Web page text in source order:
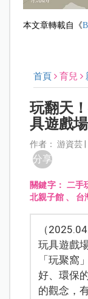
本文章轉載自《
首頁 育兒
玩翻天
具遊戲
作者： 游資芸
分享
關鍵字： 二手
北親子館 、 台
（
玩具遊戲
「玩聚窩
好、環保
的觀念，